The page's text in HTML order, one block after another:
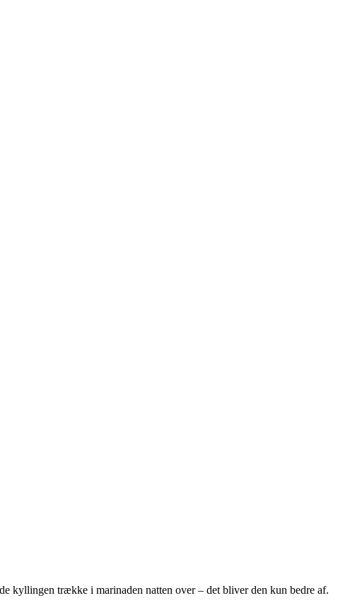
kyllingen trække i marinaden natten over – det bliver den kun bedre af.